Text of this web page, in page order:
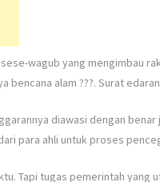
wagub yang mengimbau
alam ???. Surat
diawasi dengan benar
para ahli untuk proses
Tapi tugas pemerintah yang